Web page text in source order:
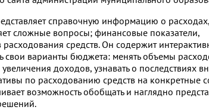
справочную информацию о
сложные вопросы; финансовые показатели,
средств. Он содержит
свои варианты бюджета: менять объемы
доходов, узнавать о последствиях
по расходованию средств на конкретные
возможность обобщать и наглядно